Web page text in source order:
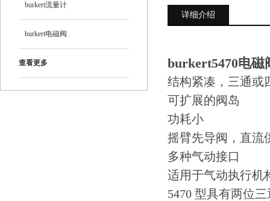
burkert流量计
burkert电磁阀
查看更多
详细介绍
burkert5470电磁
结构紧凑，三通或
可扩展的阀岛
功耗小
摇臂先导阀，直流
多种气动接口
适用于气动执行机
5470 型具有两位